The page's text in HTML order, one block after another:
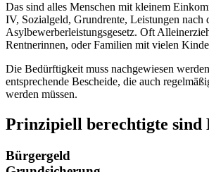
Das sind alles Menschen mit kleinem
IV, Sozialgeld, Grundrente, Leistungen nach
Asylbewerberleistungsgesetz. Oft
Rentnerinnen, oder Familien mit vielen
Die Bedürftigkeit muss nachgewiesen
entsprechende Bescheide, die auch
werden müssen.
Prinzipiell berechtigte sind
Bürgergeld